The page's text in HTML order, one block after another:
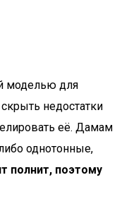
моделью для
недостатки
её. Дамам
однотонные,
полнит, поэтому